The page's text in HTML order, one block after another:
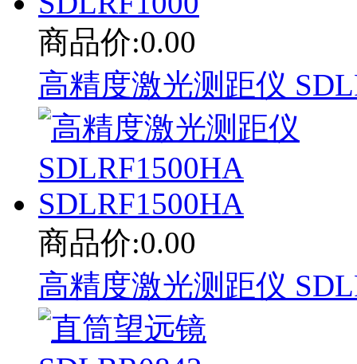
商品价:0.00
高精度激光测距仪
商品价:0.00
高精度激光测距仪